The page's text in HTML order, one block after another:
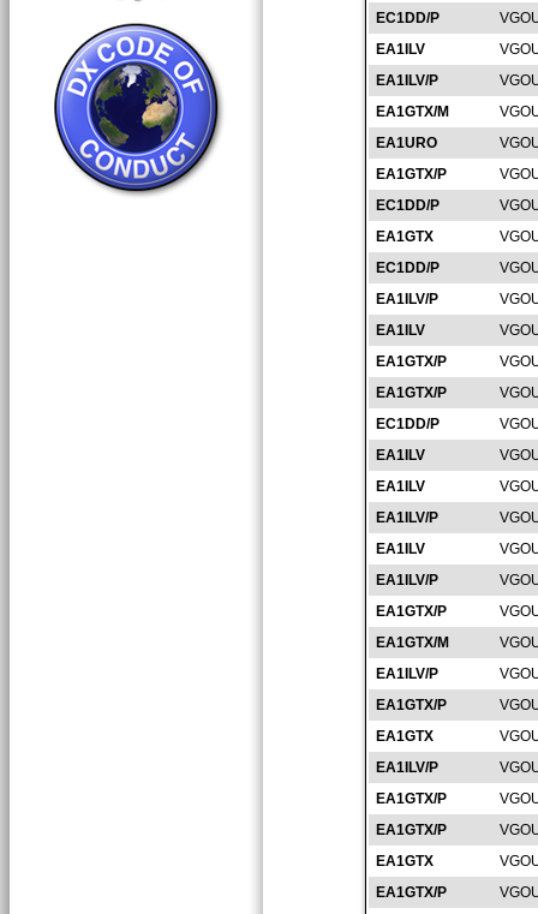
EC1DD/P
EA1ILV
EA1ILV/P
EA1GTX/M
EA1URO
EA1GTX/P
EC1DD/P
EA1GTX
EC1DD/P
EA1ILV/P
EA1ILV
EA1GTX/P
EA1GTX/P
EC1DD/P
EA1ILV
EA1ILV
EA1ILV/P
EA1ILV
EA1ILV/P
EA1GTX/P
EA1GTX/M
EA1ILV/P
EA1GTX/P
EA1GTX
EA1ILV/P
EA1GTX/P
EA1GTX/P
EA1GTX
EA1GTX/P